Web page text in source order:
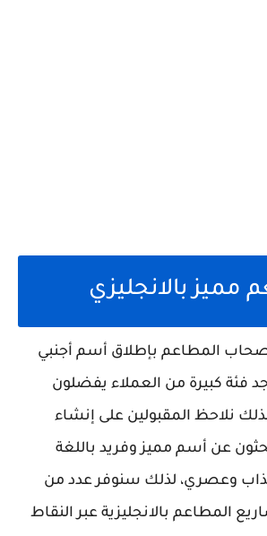
بالانجليزي
المطاعم بإطلاق أسم أجنبي
فئة كبيرة من العملاء يفضلون
لذلك نلاحظ المقبولين على إنشاء
عن أسم مميز وفريد باللغة
جذاب وعصري، لذلك سنوفر عدد من
المطاعم بالانجليزية عبر النقاط